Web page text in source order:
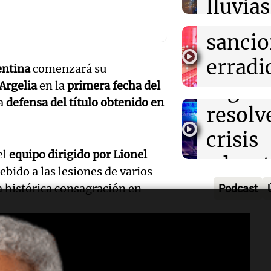
comenzará su
en la primera fecha del
defensa del título obtenido en
equipo dirigido por Lionel
a las lesiones de varios
histórica consagración en
quedó en
Panorama
Episodios
viento
Panorama
y
Panorama
Episodios
Audio.
crisis
Tierra
Fuego
Audio.
de
seis
Audio.
Podcast